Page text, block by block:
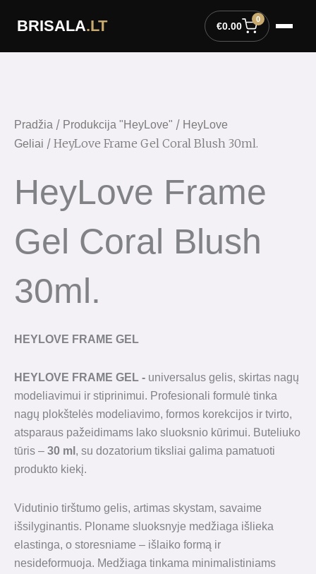
BRISALA.LT €0.00
0
Pradžia / Produkcija "HeyLove" / HeyLove
Geliai / HeyLove Frame Gel Coral Blush 30ml.
HeyLove Frame
Gel Coral Blush
30ml.
HEYLOVE FRAME GEL
HEYLOVE FRAME GEL - universalus gelis, skirtas nagų
modeliavimui ir stiprinimui. Profesionali formulė tinka
nagų plokštelės modeliavimo, formos korekcijos ir tvirto,
atsparaus pažeidimams lako sluoksnio kūrimui. Buteliuko
tūris – 30 ml , su dozatorium tiksliai galima pamatuoti
produkto kiekį.
Vidutinio tirštumo gelis, artimas skystam, savaime
išsilyginantis. Ploname sluoksnyje medžiaga išlieka
elastinga, o storesniame – išlaiko formą ir
nesideformuoja. Medžiaga tinkama minimalistiniams